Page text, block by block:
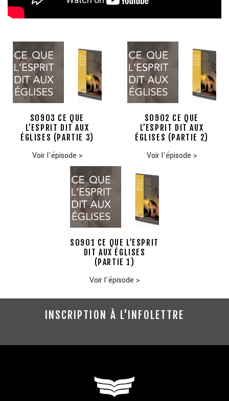
S0903 CE QUE
L’ESPRIT DIT AUX
ÉGLISES (PARTIE 3)
Voir l'épisode >
S0902 CE QUE
L’ESPRIT DIT AUX
ÉGLISES (PARTIE 2)
Voir l'épisode >
S0901 CE QUE L’ESPRIT
DIT AUX ÉGLISES
(PARTIE 1)
Voir l'épisode >
INSCRIPTION À L'INFOLETTRE